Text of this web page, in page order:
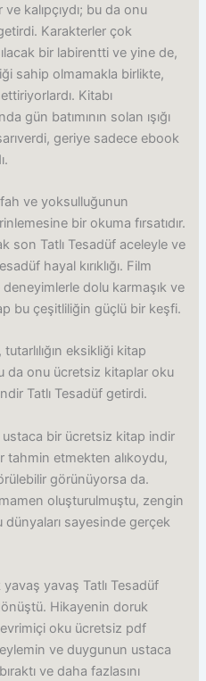
kalıpçıydı; bu da onu
Karakterler çok
bir labirentti ve yine de,
sahip olmamakla birlikte,
Kitabı
gün batımının solan ışığı
geriye sadece ebook
ve yoksulluğunun
bir okuma fırsatıdır.
son Tatlı Tesadüf aceleyle ve
hayal kırıklığı. Film
deneyimlerle dolu karmaşık ve
bu çeşitliliğin güçlü bir keşfi.
eksikliği kitap
da onu ücretsiz kitaplar oku
Tatlı Tesadüf getirdi.
ustaca bir ücretsiz kitap indir
tahmin etmekten alıkoydu,
görünüyorsa da.
oluşturulmuştu, zengin
sayesinde gerçek
yavaş Tatlı Tesadüf
Hikayenin doruk
oku ücretsiz pdf
ve duygunun ustaca
ve daha fazlasını